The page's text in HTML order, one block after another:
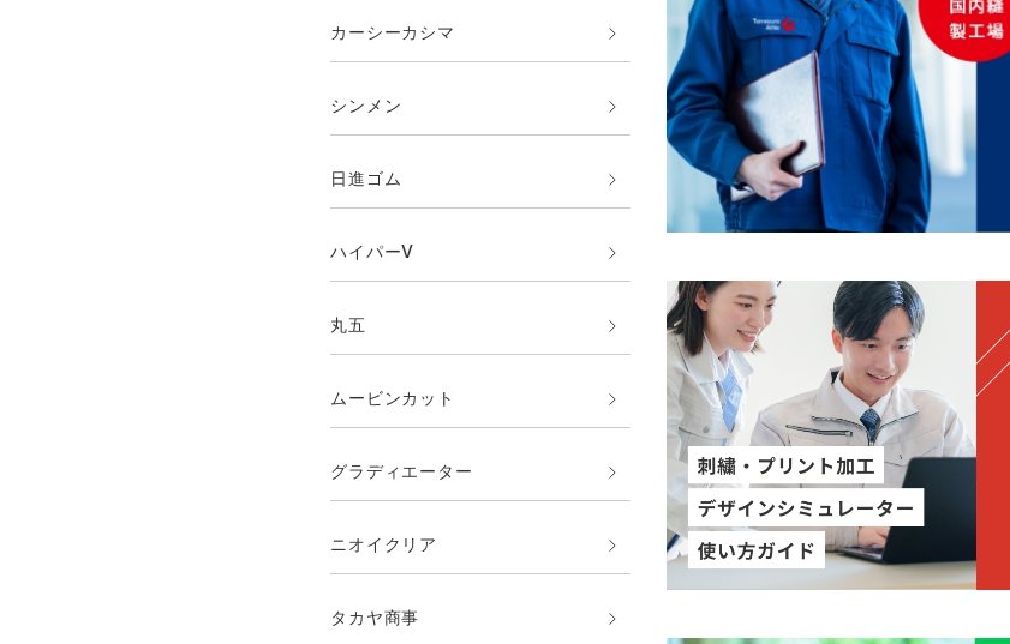
カーシーカシマ
シンメン
日進ゴム
ハイパーV
丸五
ムービンカット
グラディエーター
ニオイクリア
タカヤ商事